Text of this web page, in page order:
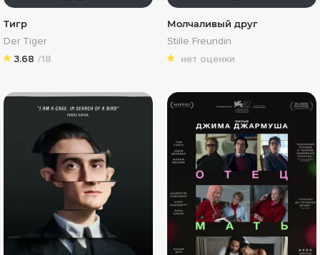
Тигр
Der Tiger
3.68 /18
Молчаливый друг
Stille Freundin
нет оценки